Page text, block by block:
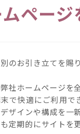
ペー
のお引き立てを賜
社ホームページを
で快適にご利用
ザインや構成を一
定期的にサイトを